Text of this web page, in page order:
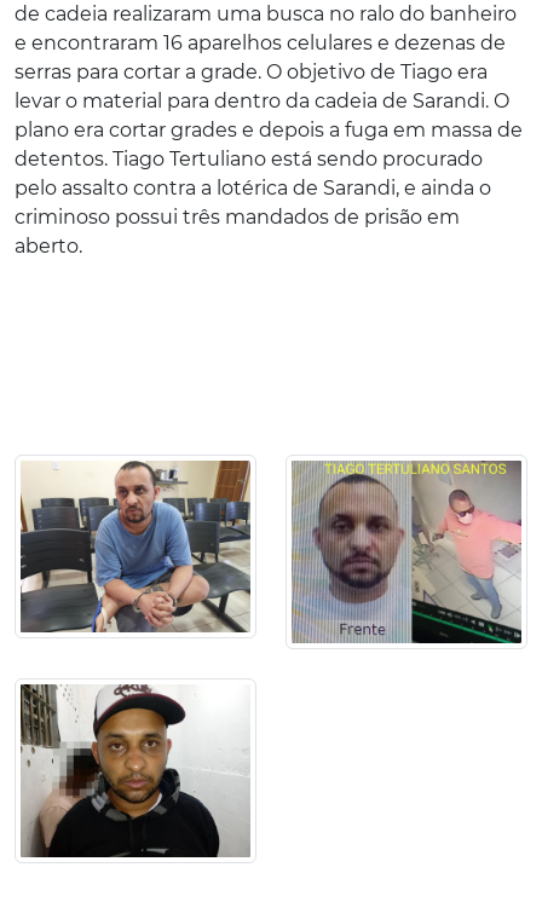
de cadeia realizaram uma busca no ralo do banheiro
e encontraram 16 aparelhos celulares e dezenas de
serras para cortar a grade. O objetivo de Tiago era
levar o material para dentro da cadeia de Sarandi. O
plano era cortar grades e depois a fuga em massa de
detentos. Tiago Tertuliano está sendo procurado
pelo assalto contra a lotérica de Sarandi, e ainda o
criminoso possui três mandados de prisão em
aberto.